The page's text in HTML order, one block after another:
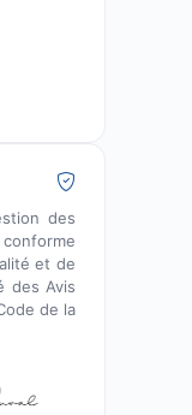
des
et de
des Avis
de la